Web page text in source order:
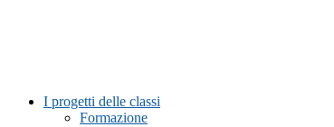
I progetti delle classi
Formazione